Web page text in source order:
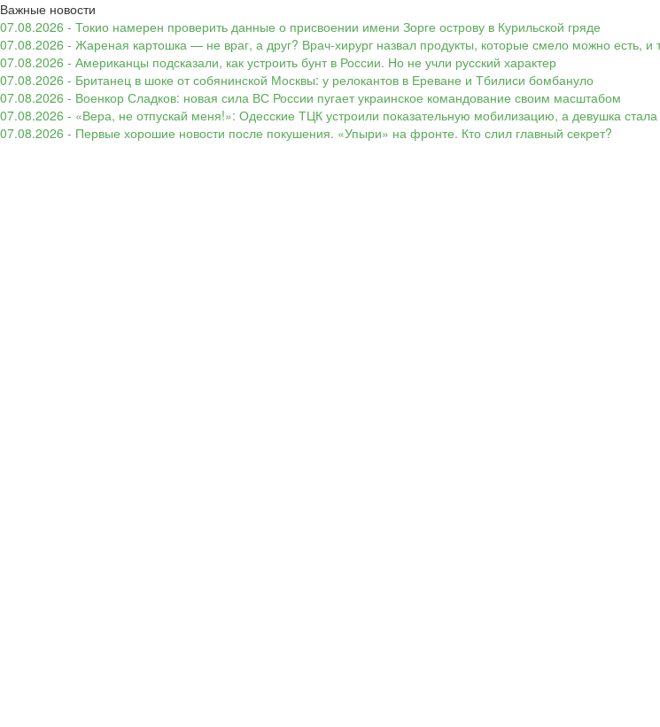
Важные новости
07.08.2026 - Токио намерен проверить данные о присвоении имени Зорге острову в Курильской гряде
07.08.2026 - Жареная картошка — не враг, а друг? Врач-хирург назвал продукты, которые смело можно есть, и
07.08.2026 - Американцы подсказали, как устроить бунт в России. Но не учли русский характер
07.08.2026 - Британец в шоке от собянинской Москвы: у релокантов в Ереване и Тбилиси бомбануло
07.08.2026 - Военкор Сладков: новая сила ВС России пугает украинское командование своим масштабом
07.08.2026 - «Вера, не отпускай меня!»: Одесские ТЦК устроили показательную мобилизацию, а девушка
07.08.2026 - Первые хорошие новости после покушения. «Упыри» на фронте. Кто слил главный секрет?